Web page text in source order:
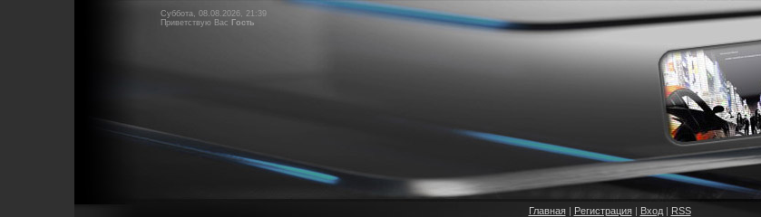
Суббота, 08.08.2026, 21:39
Приветствую Вас Гость
Главная| Регистрация| Вход| RSS